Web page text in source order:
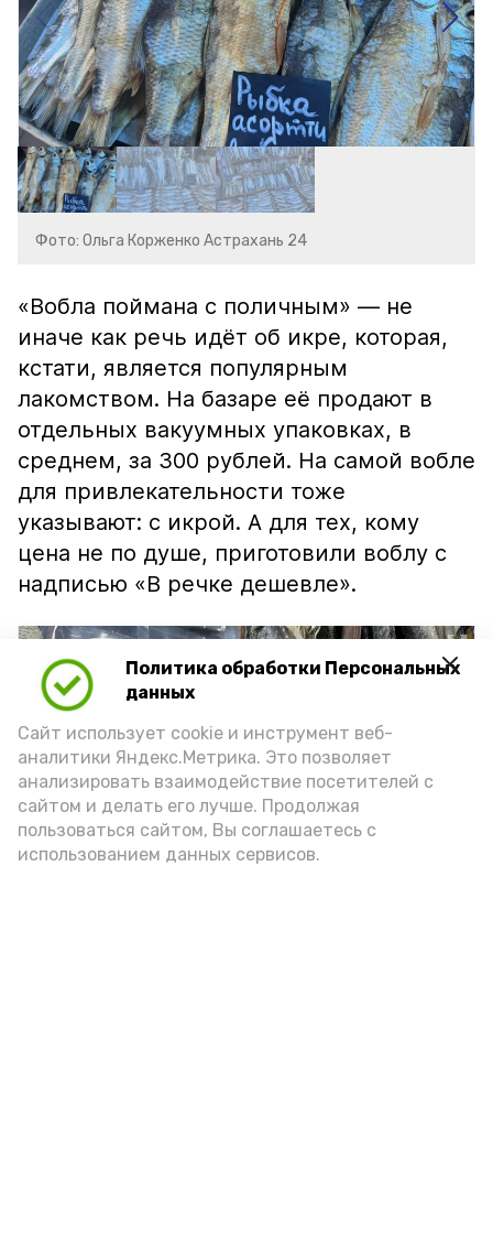
Политика обработки Персональных
данных
Сайт использует cookie и инструмент веб-
аналитики Яндекс.Метрика. Это позволяет
анализировать взаимодействие посетителей с
сайтом и делать его лучше. Продолжая
пользоваться сайтом, Вы соглашаетесь с
использованием данных сервисов.
Фото: Ольга Корженко Астрахань 24
«Вобла поймана с поличным» — не
иначе как речь идёт об икре, которая,
кстати, является популярным
лакомством. На базаре её продают в
отдельных вакуумных упаковках, в
среднем, за 300 рублей. На самой вобле
для привлекательности тоже
указывают: с икрой. А для тех, кому
цена не по душе, приготовили воблу с
надписью «В речке дешевле».